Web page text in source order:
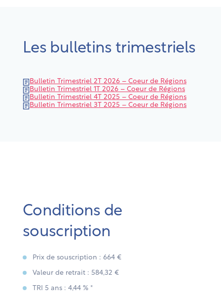
Les bulletins trimestriels
Bulletin Trimestriel 2T 2026 – Coeur de Régions
Bulletin Trimestriel 1T 2026 – Coeur de Régions
Bulletin Trimestriel 4T 2025 – Coeur de Régions
Bulletin Trimestriel 3T 2025 – Coeur de Régions
Conditions de
souscription
Prix de souscription : 664 €
Valeur de retrait : 584,32 €
TRI 5 ans : 4,44 % *